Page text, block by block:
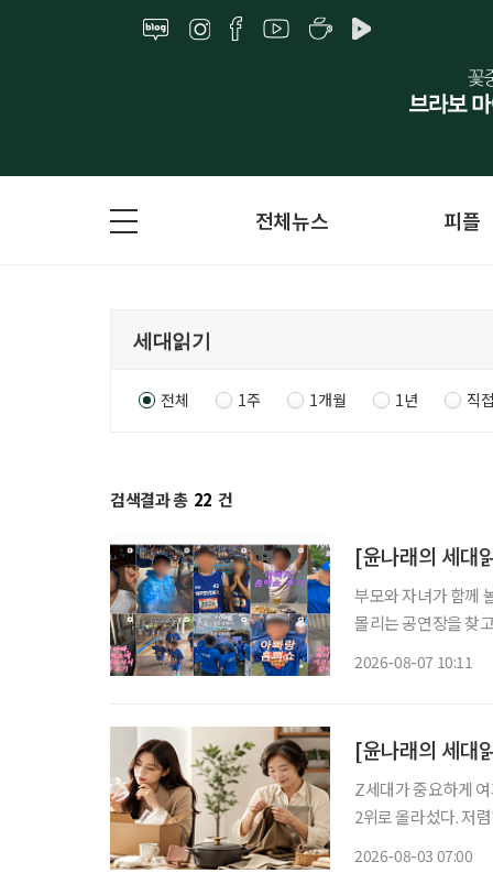
전체뉴스 피플
전체 1주 1개월 1년 직
검색결과 총 22 건
부모와 자녀가 함께
몰리는 공연장을 찾
2026-08-07 10:11
[윤나래의 세대
Z세대가 중요하게
2위로 올라섰다. 저
2026-08-03 07:00